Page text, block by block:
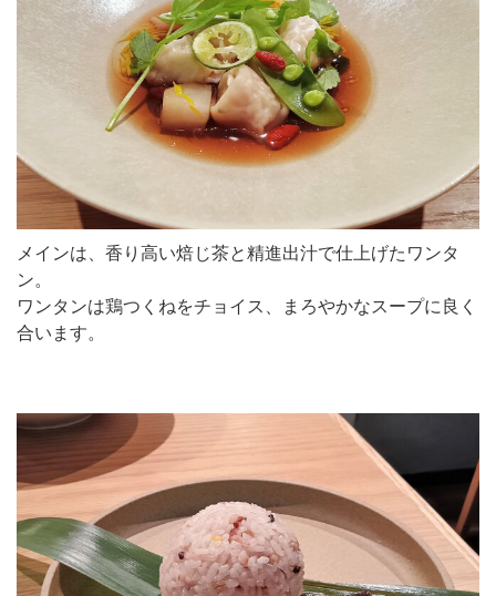
メインは、香り高い焙じ茶と精進出汁で仕上げたワンタ
ン。
ワンタンは鶏つくねをチョイス、まろやかなスープに良く
合います。